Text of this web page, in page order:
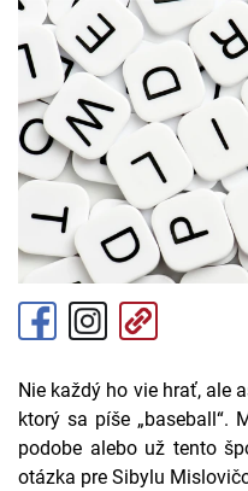
Nie každý ho vie hrať, ale
ktorý sa píše „baseball“.
podobe alebo už tento
otázka pre Sibylu